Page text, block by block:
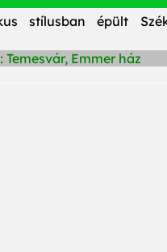
stílusban épült
Emmer ház